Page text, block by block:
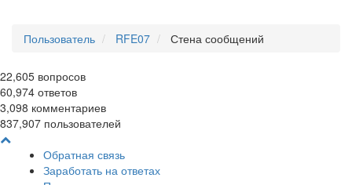
Пользователь RFE07 Стена сообщений
22,605 вопросов
60,974 ответов
3,098 комментариев
837,907 пользователей
Обратная связь
Заработать на ответах